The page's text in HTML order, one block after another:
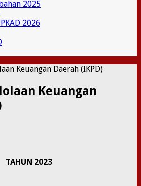
2025
2026
Keuangan Daerah (IKPD)
Keuangan
TAHUN 2023